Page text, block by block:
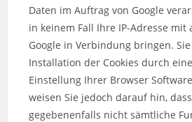
Daten im Auftrag von Google
in keinem Fall Ihre IP-Adresse mit
Google in Verbindung bringen.
Installation der Cookies durch
Einstellung Ihrer Browser
weisen Sie jedoch darauf hin,
gegebenenfalls nicht sämtliche